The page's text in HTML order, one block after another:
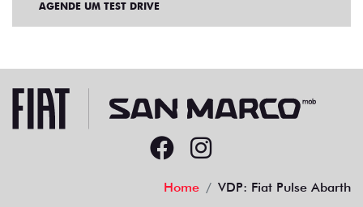
AGENDE UM TEST DRIVE
Home VDP: Fiat Pulse Abarth